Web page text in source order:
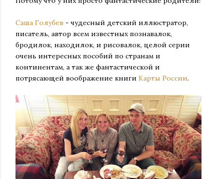
Саша Голубев - чудесный детский иллюстратор,
писатель, автор всем известных познавалок,
бродилок, находилок, и рисовалок, целой серии
очень интересных пособий по странам и
континентам, а так же фантастической и
потрясающей воображение книги Карты России.